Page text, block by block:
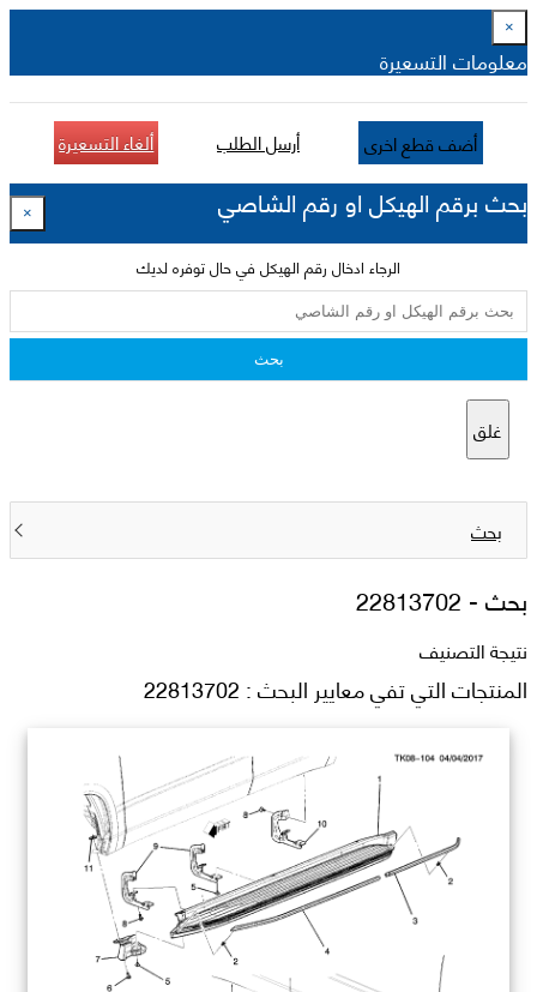
×
معلومات التسعيرة
أضف قطع اخرى أرسل الطلب ألغاء التسعيرة
بحث برقم الهيكل او رقم الشاصي ×
الرجاء ادخال رقم الهيكل في حال توفره لديك
بحث
غلق
بحث
بحث - 22813702
نتيجة التصنيف
المنتجات التي تفي معايير البحث : 22813702